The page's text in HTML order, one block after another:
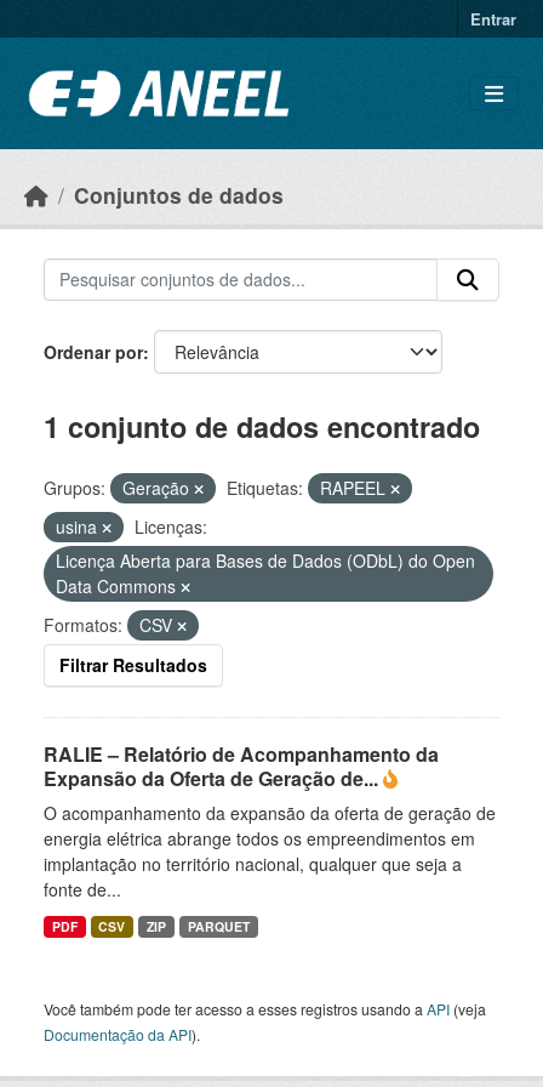
Entrar
Conjuntos de dados
Ordenar por
1 conjunto de dados encontrado
Grupos: Geração Etiquetas:
RAPEEL
usina
Licenças:
Licença Aberta para Bases de Dados (ODbL) do Open
Data Commons
Formatos:
CSV
Filtrar Resultados
RALIE – Relatório de Acompanhamento da
Expansão da Oferta de Geração de...
O acompanhamento da expansão da oferta de geração de
energia elétrica abrange todos os empreendimentos em
implantação no território nacional, qualquer que seja a
fonte de...
PDF CSV ZIP PARQUET
Você também pode ter acesso a esses registros usando a API (veja
Documentação da API).